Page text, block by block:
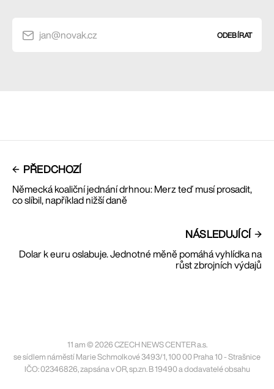
jan@novak.cz ODEBÍRAT
PŘEDCHOZÍ
Německá koaliční jednání drhnou: Merz teď musí prosadit,
co slíbil, například nižší daně
NÁSLEDUJÍCÍ
Dolar k euru oslabuje. Jednotné měně pomáhá vyhlídka na
růst zbrojních výdajů
11 am © 2026 CZECH NEWS CENTER a.s.
se sídlem náměstí Marie Schmolkové 3493/1, 100 00 Praha 10 - Strašnice
IČO: 02346826, zapsána v OR, sp.zn. B 19490 a dodavatelé obsahu